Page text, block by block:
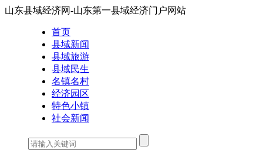
山东县域经济网-山东第一县域经济门户网站
首页
县域新闻
县域旅游
县域民生
名镇名村
经济园区
特色小镇
社会新闻